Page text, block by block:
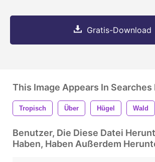
Gratis-Download
This Image Appears In Searches
Tropisch Über Hügel Wald
Benutzer, Die Diese Datei
Haben, Haben Außerdem